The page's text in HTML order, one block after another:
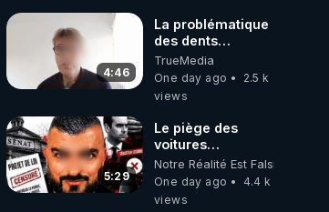
4:46
La problématique
des dents
dévitalisées et
des implants
TrueMedia
One day ago
2.5 k
views
5:29
Le piège des
voitures
électriques se
referme sur les
usagers !
Notre Réalité Est Falsifiée Et
One day ago
4.4 k
views